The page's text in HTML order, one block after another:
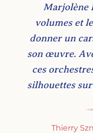
Marjolène
volumes et
donner un
son œuvre.
ces
silhouettes
Thierry